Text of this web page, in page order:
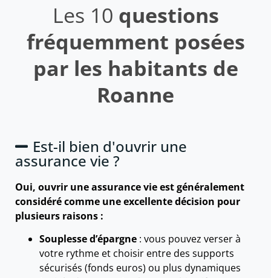
Les 10 questions
fréquemment posées
par les habitants de
Roanne
Est-il bien d'ouvrir une
assurance vie ?
Oui, ouvrir une assurance vie est généralement
considéré comme une excellente décision pour
plusieurs raisons :
Souplesse d’épargne : vous pouvez verser à
votre rythme et choisir entre des supports
sécurisés (fonds euros) ou plus dynamiques